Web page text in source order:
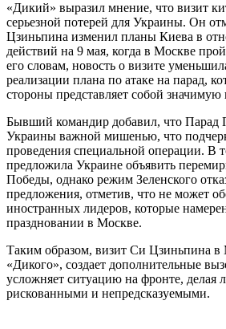
«Дикий» выразил мнение, что визит
серьезной потерей для Украины. Он
Цзиньпина изменил планы Киева в
действий на 9 мая, когда в Москве
его словам, новость о визите
реализации плана по атаке на парад,
стороны представляет собой значимую
Бывший командир добавил, что Парад
Украины важной мишенью, что
проведения специальной операции. В
предложила Украине объявить
Победы, однако режим Зеленского
предложения, отметив, что не может
иностранных лидеров, которые
праздновании в Москве.
Таким образом, визит Си Цзиньпина
«Дикого», создает дополнительные
усложняет ситуацию на фронте, делая
рискованными и непредсказуемыми.